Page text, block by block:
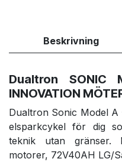
Beskrivning
Dualtron SONIC
INNOVATION
Dualtron Sonic Model A
elsparkcykel för dig
teknik utan gränser.
motorer, 72V40AH LG/